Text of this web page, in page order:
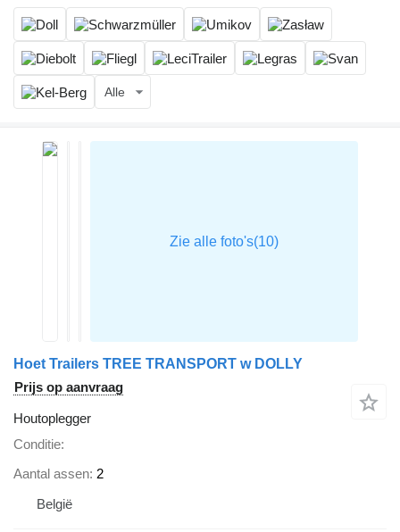
Alle
Hoet Trailers TREE TRANSPORT w DOLLY
Prijs op aanvraag
Houtoplegger
Conditie
Aantal assen 2
België